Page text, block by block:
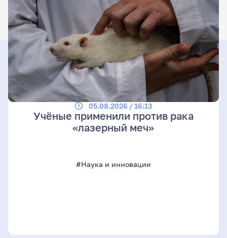
05.08.2026 / 16:13
Учёные применили против рака
«лазерный меч»
#Наука и инновации